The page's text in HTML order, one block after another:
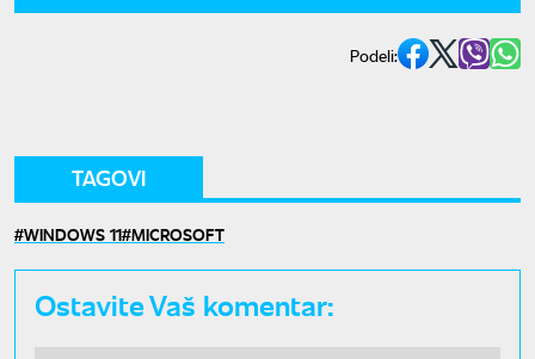
Podeli:
TAGOVI
WINDOWS 11 MICROSOFT
Ostavite Vaš komentar: